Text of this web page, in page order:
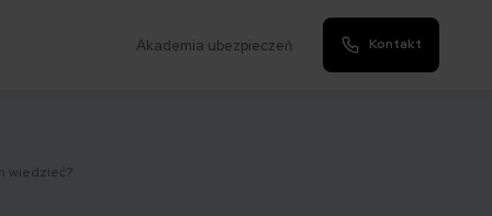
Akademia ubezpieczeń Kontakt
wiedzieć?